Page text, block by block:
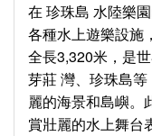
在 珍珠島 水陸樂
各種水上遊樂設施
全長3,320米，是
芽莊 灣、珍珠島
麗的海景和島嶼。
賞壯麗的水上舞台